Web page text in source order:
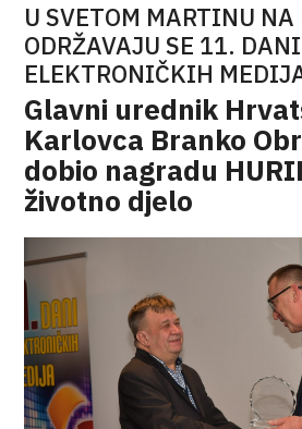
U SVETOM MARTINU NA
ODRŽAVAJU SE 11. DANI
ELEKTRONIČKIH
Glavni urednik
Karlovca Branko
dobio nagradu
životno djelo